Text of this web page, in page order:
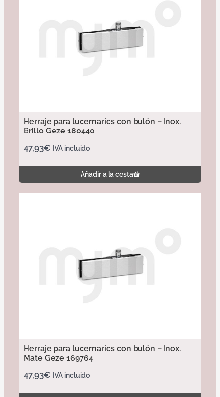
Herraje para lucernarios con bulón – Inox.
Brillo Geze 180440
47,93€ IVA incluido
Añadir a la cesta
Herraje para lucernarios con bulón – Inox.
Mate Geze 169764
47,93€ IVA incluido